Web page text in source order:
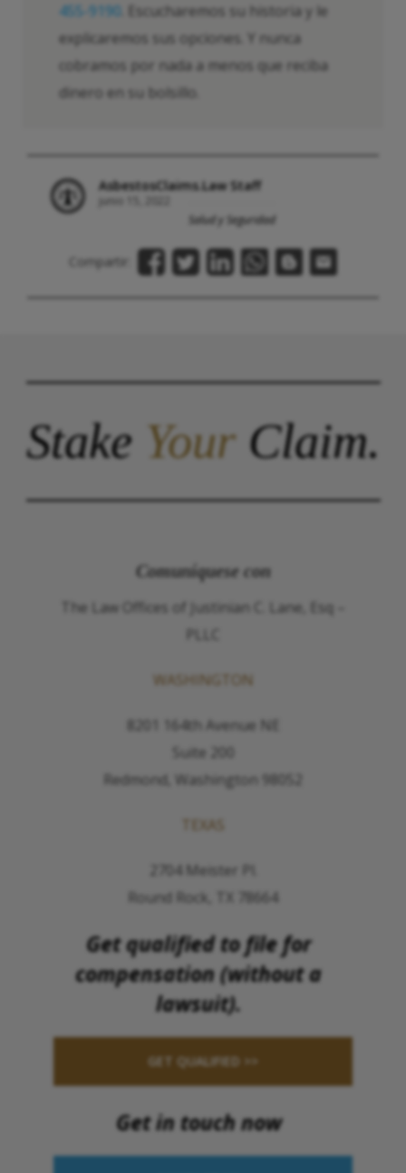
455-9190
. Escucharemos su historia y le
explicaremos sus opciones. Y nunca
cobramos por nada a menos que reciba
dinero en su bolsillo.
AsbestosClaims.Law Staff
junio 15, 2022
Salud y Seguridad
Compartir:
StakeYourClaim.
Comuníquese con
The Law Offices of Justinian C. Lane, Esq –
PLLC
WASHINGTON
8201 164th Avenue NE
Suite 200
Redmond, Washington 98052
TEXAS
2704 Meister Pl.
Round Rock, TX 78664
Get qualified to file for
compensation (without a
lawsuit).
GET QUALIFIED >>
Get in touch now